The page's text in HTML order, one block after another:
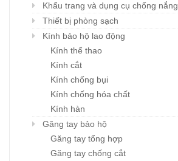
Khẩu trang và dụng cụ chống nắng
Thiết bị phòng sạch
Kính bảo hộ lao động
Kính thể thao
Kính cắt
Kính chống bụi
Kính chống hóa chất
Kính hàn
Găng tay bảo hộ
Găng tay tổng hợp
Găng tay chống cắt